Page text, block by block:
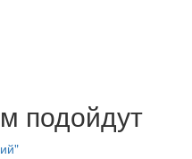
подойдут